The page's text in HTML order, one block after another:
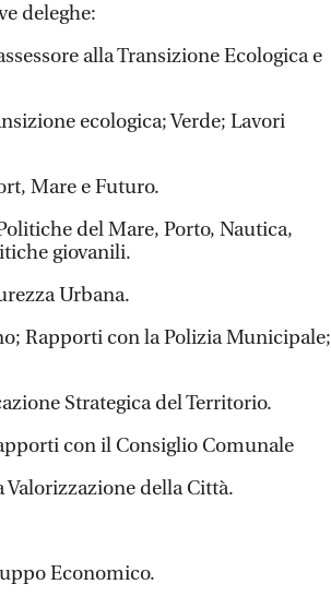
deleghe:
alla Transizione Ecologica e
ecologica; Verde; Lavori
Mare e Futuro.
del Mare, Porto, Nautica,
giovanili.
Urbana.
Rapporti con la Polizia Municipale;
Strategica del Territorio.
con il Consiglio Comunale
Valorizzazione della Città.
Economico.